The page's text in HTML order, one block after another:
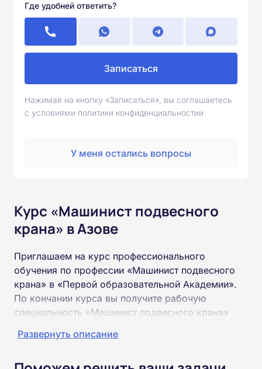
Где удобней ответить?
Записаться
Нажимая на кнопку «Записаться», вы соглашаетесь
с условиями политики конфиденциальностии
У меня остались вопросы
Курс «Машинист подвесного
крана» в Азове
Приглашаем на курс профессионального
обучения по профессии «Машинист подвесного
крана» в «Первой образовательной Академии».
По кончании курса вы получите рабочую
специальность «Машинист подвесного крана»
Развернуть описание